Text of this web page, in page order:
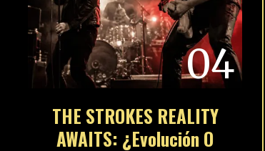
04
THE STROKES REALITY
AWAITS: ¿Evolución O